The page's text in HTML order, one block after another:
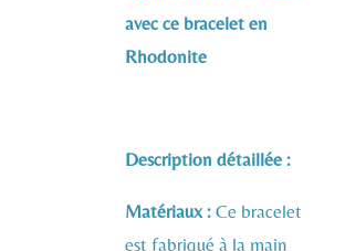
avec ce bracelet en
Rhodonite
Description détaillée :
Matériaux : Ce bracelet
est fabriqué à la main